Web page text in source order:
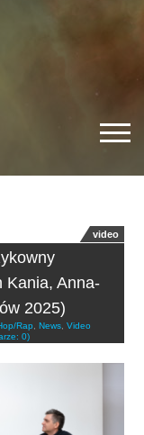
video
Kania, Anna-
2025)
Rap, News, Video
0)